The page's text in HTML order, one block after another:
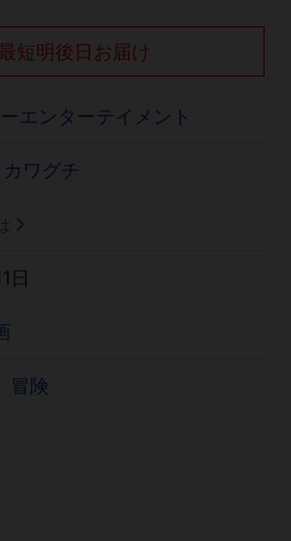
短明後日お届け
エンターテイメント
カワグチ
日
冒険